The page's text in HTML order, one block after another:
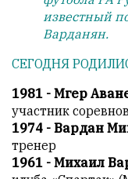
мнения
публикуются,
даже
если
принимаются
без
восторга.
Главный
редактор
—
известный
Варданян.
СЕГОДНЯ
1981 - Мгер
участник
1974 - Вардан
тренер
1961 - Михаил